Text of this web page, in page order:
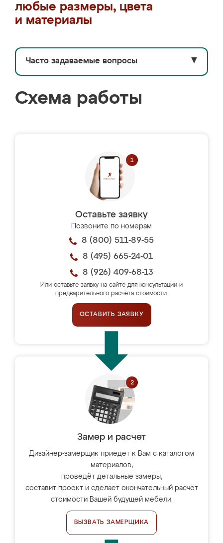
любые размеры, цвета
и материалы
Часто задаваемые вопросы ▼
Схема работы
Оставьте заявку
Позвоните по номерам
8 (800) 511-89-55
8 (495) 665-24-01
8 (926) 409-68-13
Или оставьте заявку на сайте для консультации и
предварительного расчёта стоимости.
ОСТАВИТЬ ЗАЯВКУ
Замер и расчет
Дизайнер-замерщик приедет к Вам с каталогом
материалов,
проведёт детальные замеры,
составит проект и сделает окончательный расчёт
стоимости Вашей будущей мебели.
ВЫЗВАТЬ ЗАМЕРЩИКА